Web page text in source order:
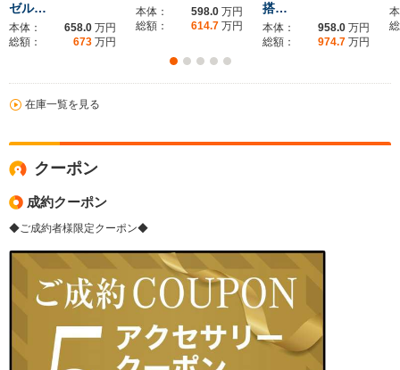
ゼル…
本体： 658.0 万円
総額：
673 万円
本体： 598.0 万円
総額：
614.7 万円
搭…
本体： 958.0 万円
総額：
974.7 万円
在庫一覧を見る
クーポン
成約クーポン
◆ご成約者様限定クーポン◆